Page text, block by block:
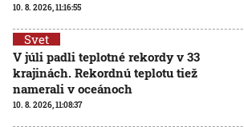
10. 8. 2026, 11:16:55
Svet
V júli padli teplotné rekordy v 33
krajinách. Rekordnú teplotu tiež
namerali v oceánoch
10. 8. 2026, 11:08:37